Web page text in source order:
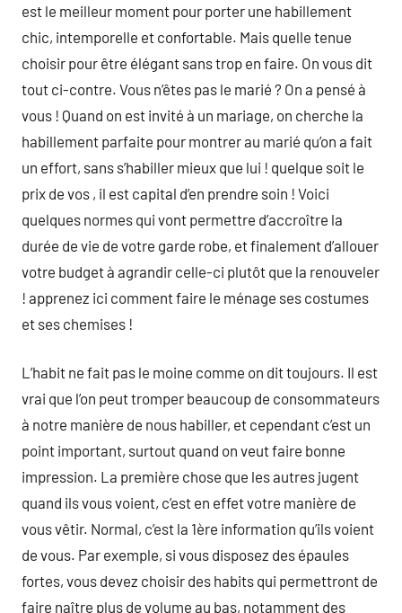
est le meilleur moment pour porter une habillement
chic, intemporelle et confortable. Mais quelle tenue
choisir pour être élégant sans trop en faire. On vous dit
tout ci-contre. Vous n’êtes pas le marié ? On a pensé à
vous ! Quand on est invité à un mariage, on cherche la
habillement parfaite pour montrer au marié qu’on a fait
un effort, sans s’habiller mieux que lui ! quelque soit le
prix de vos , il est capital d’en prendre soin ! Voici
quelques normes qui vont permettre d’accroître la
durée de vie de votre garde robe, et finalement d’allouer
votre budget à agrandir celle-ci plutôt que la renouveler
! apprenez ici comment faire le ménage ses costumes
et ses chemises !
L’habit ne fait pas le moine comme on dit toujours. Il est
vrai que l’on peut tromper beaucoup de consommateurs
à notre manière de nous habiller, et cependant c’est un
point important, surtout quand on veut faire bonne
impression. La première chose que les autres jugent
quand ils vous voient, c’est en effet votre manière de
vous vêtir. Normal, c’est la 1ère information qu’ils voient
de vous. Par exemple, si vous disposez des épaules
fortes, vous devez choisir des habits qui permettront de
faire naître plus de volume au bas, notamment des